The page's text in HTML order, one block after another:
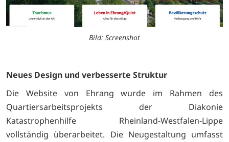
Bild: Screenshot
Neues Design und verbesserte Struktur
Die Website von Ehrang wurde im Rahmen des
Quartiersarbeitsprojekts der Diakonie
Katastrophenhilfe Rheinland-Westfalen-Lippe
vollständig überarbeitet. Die Neugestaltung umfasst